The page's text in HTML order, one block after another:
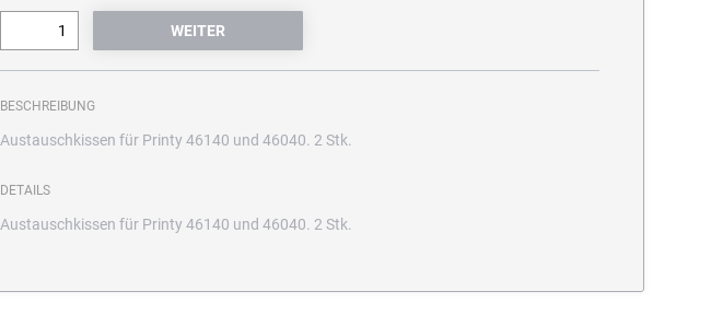
BESCHREIBUNG
Austauschkissen für Printy 46140 und 46040. 2 Stk.
DETAILS
Austauschkissen für Printy 46140 und 46040. 2 Stk.